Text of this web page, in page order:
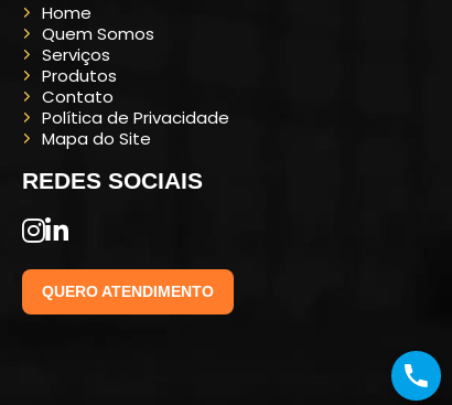
Home
Quem Somos
Serviços
Produtos
Contato
Política de Privacidade
Mapa do Site
REDES SOCIAIS
QUERO ATENDIMENTO